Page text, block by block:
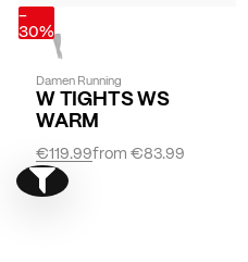
-
30%
Damen Running
W TIGHTS WS
WARM
from€83.99
€119.99
Show filter